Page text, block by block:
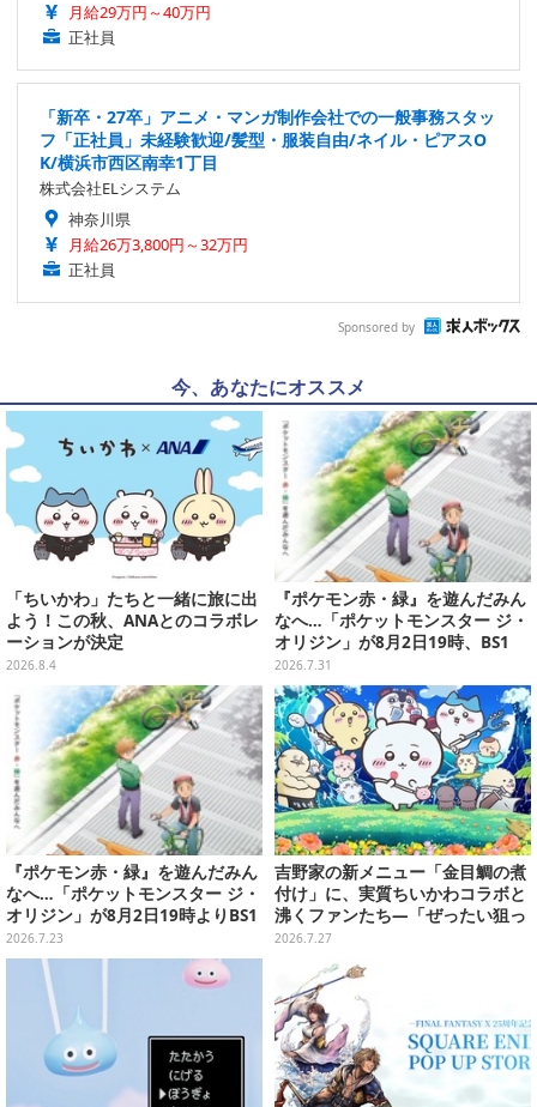
月給29万円～40万円
正社員
「新卒・27卒」アニメ・マンガ制作会社での一般事務スタッ
フ「正社員」未経験歓迎/髪型・服装自由/ネイル・ピアスO
K/横浜市西区南幸1丁目
株式会社ELシステム
神奈川県
月給26万3,800円～32万円
正社員
Sponsored by
今、あなたにオススメ
「ちいかわ」たちと一緒に旅に出
よう！この秋、ANAとのコラボレ
ーションが決定
2026.8.4
『ポケモン赤・緑』を遊んだみん
なへ…「ポケットモンスター ジ・
オリジン」が8月2日19時、BS1
2・日曜アニメ劇場で放送！
2026.7.31
『ポケモン赤・緑』を遊んだみん
なへ…「ポケットモンスター ジ・
オリジン」が8月2日19時よりBS1
2・日曜アニメ劇場で放送決定！
2026.7.23
吉野家の新メニュー「金目鯛の煮
付け」に、実質ちいかわコラボと
沸くファンたち―「ぜったい狙っ
ただろ！」「映画公開のタイミン
グで妙だな？」
2026.7.27